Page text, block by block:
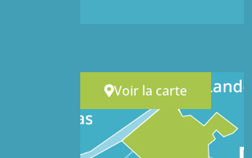
Voir la carte